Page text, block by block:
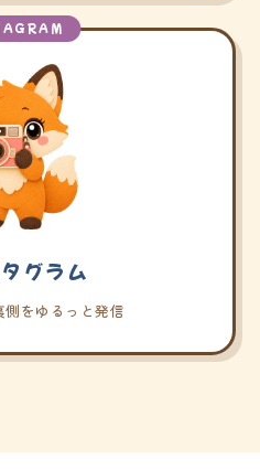
グラム
側をゆるっと発信